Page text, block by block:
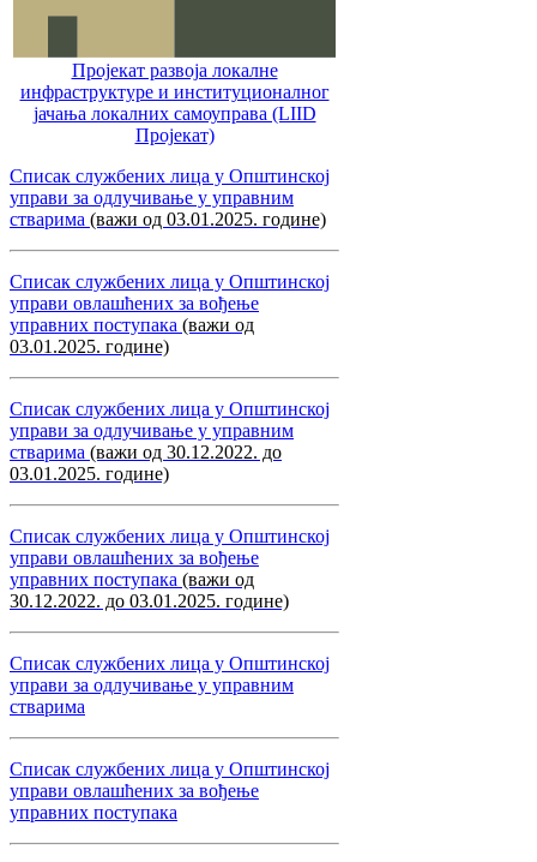
Пројекат развоја локалне
инфраструктуре и институционалног
јачања локалних самоуправa (LIID
Пројекат)
Списак службених лица у Општинској
управи за одлучивање у управним
стварима (важи од 03.01.2025. године)
Списак службених лица у Општинској
управи овлашћених за вођење
управних поступака (важи од
03.01.2025. године)
Списак службених лица у Општинској
управи за одлучивање у управним
стварима (важи од 30.12.2022. до
03.01.2025. године)
Списак службених лица у Општинској
управи овлашћених за вођење
управних поступака (важи од
30.12.2022. до 03.01.2025. године)
Списак службених лица у Општинској
управи за одлучивање у управним
стварима
Списак службених лица у Општинској
управи овлашћених за вођење
управних поступака